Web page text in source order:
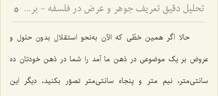
تحلیل دقیق تعریف جوهر و عرض در فلسفه - بررسی نسبت وجود ذهنی با ماهیت جوهری و عرضی 5
حالا اگر همین خطّى که الآن به‌نحو استقلال بدون حلول و
عروض بر یک موضوعى در ذهن ما آمد را شما در ذهن خودتان ده
سانتی‌متر، نیم متر و پنجاه سانتی‌متر تصوّر بکنید، دیگر این